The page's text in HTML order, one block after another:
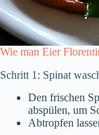
Wie man Eier
Schritt 1: Spinat
Den frischen
abspülen, um
Abtropfen